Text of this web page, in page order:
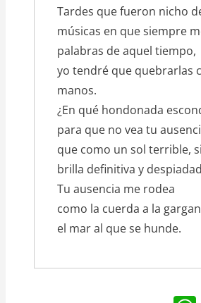
Tardes que fueron nicho
músicas en que siempre
palabras de aquel tiempo,
yo tendré que quebrarlas
manos.
¿En qué hondonada
para que no vea tu
que como un sol terrible,
brilla definitiva y
Tu ausencia me rodea
como la cuerda a la
el mar al que se hunde.